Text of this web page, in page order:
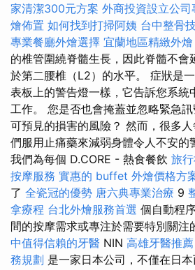
家清潔300元方案 外商投資設立公司
燴佈置 如何找到打掃阿姨 台中整骨
專業餐廳外燴選擇 宜蘭地區精緻外燴
的椎管圍繞脊髓生長，因此脊髓不會
於第二腰椎（L2）的水平。 症狀是
表板上的警告燈一樣，它告訴您系統
工作。 您是否也會掩蓋並忽略緊急
可預見的損害的風險？ 然而，很多
們服用止痛藥來減弱身體令人不安
我們為每個 D.CORE - 熱食餐飲 旅
按摩服務 實惠的 buffet 外燴價格方
了 全瓷冠的優勢 唐六典專業治療 9
拿療程 台北外燴服務首選 個自動程
間的按摩需求或專注於需要特別關注
中值得信賴的牙醫 NIN 高雄牙醫推薦
務規劃 是一家日本公司，不僅在日